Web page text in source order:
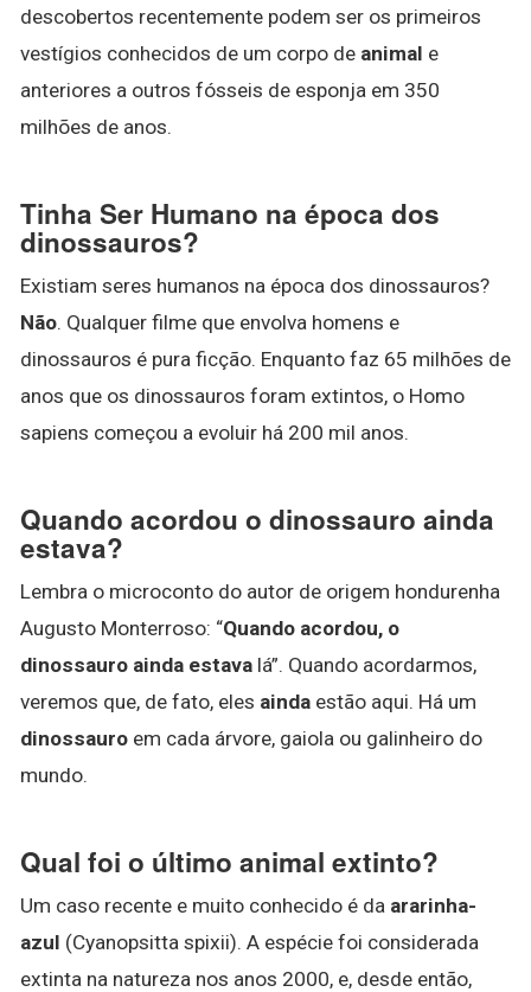
descobertos recentemente podem ser os primeiros
vestígios conhecidos de um corpo de animal e
anteriores a outros fósseis de esponja em 350
milhões de anos.
Tinha Ser Humano na época dos
dinossauros?
Existiam seres humanos na época dos dinossauros?
Não. Qualquer filme que envolva homens e
dinossauros é pura ficção. Enquanto faz 65 milhões de
anos que os dinossauros foram extintos, o Homo
sapiens começou a evoluir há 200 mil anos.
Quando acordou o dinossauro ainda
estava?
Lembra o microconto do autor de origem hondurenha
Augusto Monterroso: “Quando acordou, o
dinossauro ainda estava lá”. Quando acordarmos,
veremos que, de fato, eles ainda estão aqui. Há um
dinossauro em cada árvore, gaiola ou galinheiro do
mundo.
Qual foi o último animal extinto?
Um caso recente e muito conhecido é da ararinha-
azul (Cyanopsitta spixii). A espécie foi considerada
extinta na natureza nos anos 2000, e, desde então,